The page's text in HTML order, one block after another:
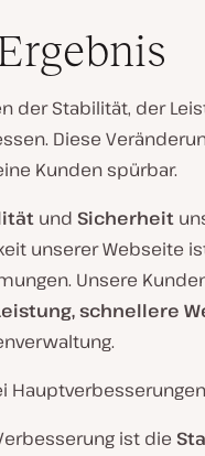
der Stabilität, der
Diese
Kunden spürbar.
und Sicherheit
unserer Webseite
Unsere
schnellere
ist die